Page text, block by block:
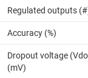
Regulated outputs
Accuracy (%)
Dropout voltage
(mV)